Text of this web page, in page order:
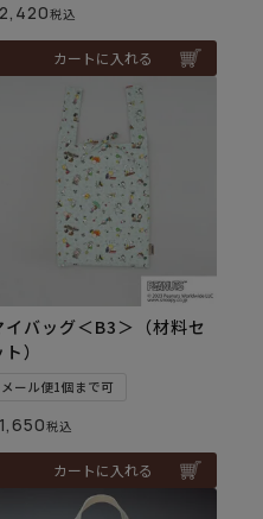
2,420税込
カートに入れる
イバッグ＜B3＞（材料セ
）
メール便1個まで可
1,650税込
カートに入れる